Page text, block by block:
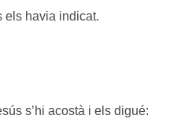
els havia indicat.
s’hi acostà i els digué: